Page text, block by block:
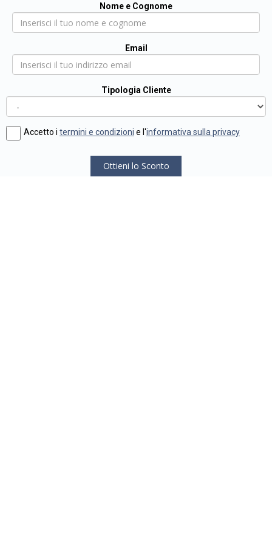
Nome e Cognome
Email
Tipologia Cliente
Accetto i termini e condizioni e l'informativa sulla privacy
Ottieni lo Sconto